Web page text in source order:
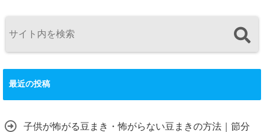
最近の投稿
子供が怖がる豆まき・怖がらない豆まきの方法｜節分